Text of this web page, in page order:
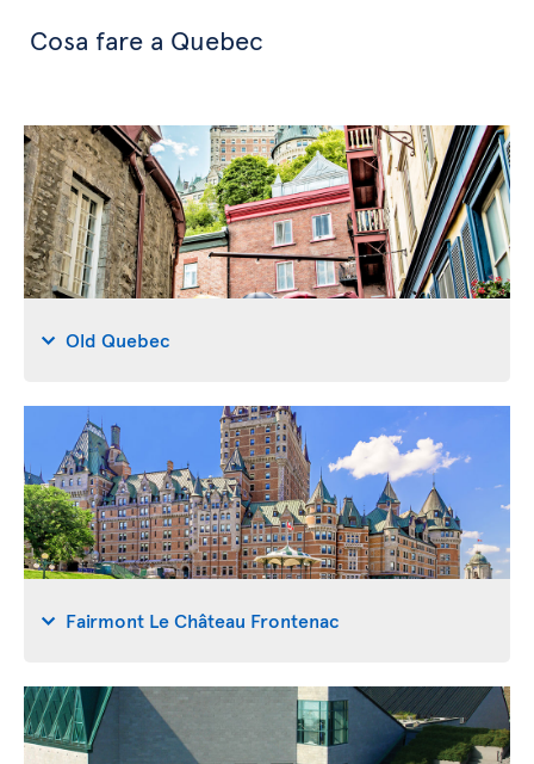
Cosa fare a Quebec
Old Quebec
Fairmont Le Château Frontenac